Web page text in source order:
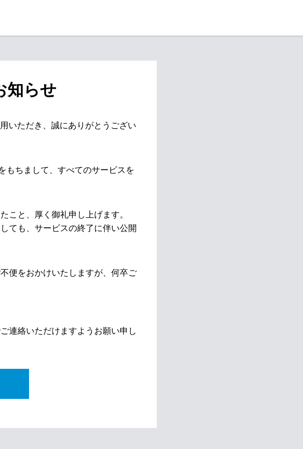
知らせ
いただき、誠にありがとうござい
もちまして、すべてのサービスを
こと、厚く御礼申し上げます。
ても、サービスの終了に伴い公開
便をおかけいたしますが、何卒ご
連絡いただけますようお願い申し